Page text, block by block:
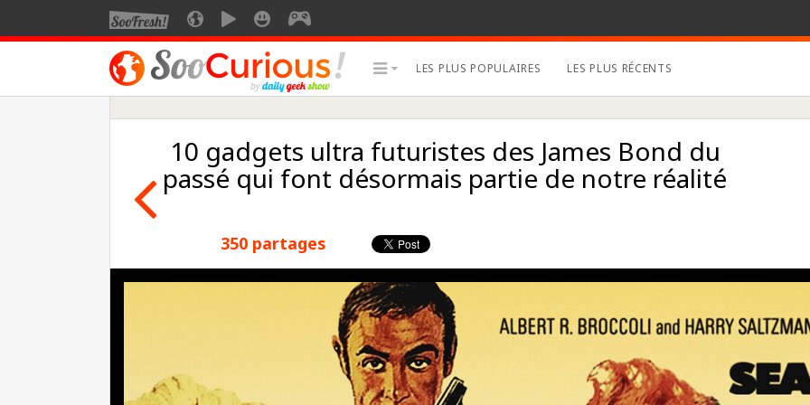
LES PLUS POPULAIRES LES PLUS RÉCENTS
10 gadgets ultra futuristes des James Bond du
passé qui font désormais partie de notre réalité
350 partages